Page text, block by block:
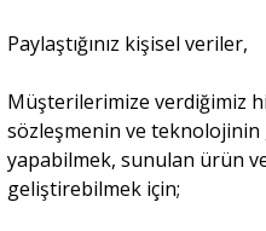
Paylaştığınız kişisel veriler,
Müşterilerimize verdiğimiz
sözleşmenin ve
yapabilmek, sunulan ürün
geliştirebilmek için;